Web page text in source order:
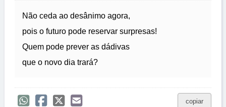
Não ceda ao desânimo agora,
pois o futuro pode reservar surpresas!
Quem pode prever as dádivas
que o novo dia trará?
copiar